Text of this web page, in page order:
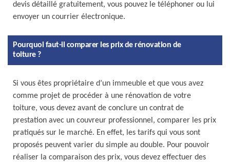
devis détaillé gratuitement, vous pouvez le téléphoner ou lui
envoyer un courrier électronique.
Pourquoi faut-il comparer les prix de rénovation de
toiture ?
Si vous êtes propriétaire d’un immeuble et que vous avez
comme projet de procéder à une rénovation de votre
toiture, vous devez avant de conclure un contrat de
prestation avec un couvreur professionnel, comparer les prix
pratiqués sur le marché. En effet, les tarifs qui vous sont
proposés peuvent varier du simple au double. Pour pouvoir
réaliser la comparaison des prix, vous devez effectuer des